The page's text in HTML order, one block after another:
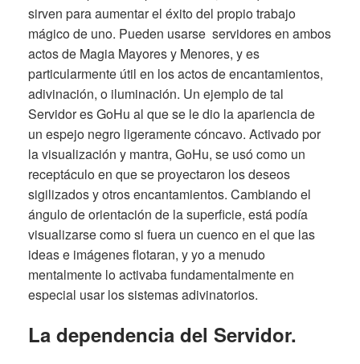
sirven para aumentar el éxito del propio trabajo
mágico de uno. Pueden usarse servidores en ambos
actos de Magia Mayores y Menores, y es
particularmente útil en los actos de encantamientos,
adivinación, o iluminación. Un ejemplo de tal
Servidor es GoHu al que se le dio la apariencia de
un espejo negro ligeramente cóncavo. Activado por
la visualización y mantra, GoHu, se usó como un
receptáculo en que se proyectaron los deseos
sigilizados y otros encantamientos. Cambiando el
ángulo de orientación de la superficie, está podía
visualizarse como si fuera un cuenco en el que las
ideas e imágenes flotaran, y yo a menudo
mentalmente lo activaba fundamentalmente en
especial usar los sistemas adivinatorios.
La dependencia del Servidor.